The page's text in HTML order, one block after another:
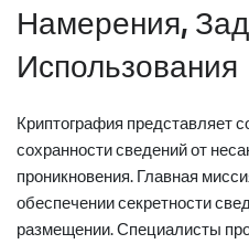
Намерения,
Использования
Криптография представляет
сохранности сведений от
проникновения. Главная
обеспечении секретности
размещении. Специалисты